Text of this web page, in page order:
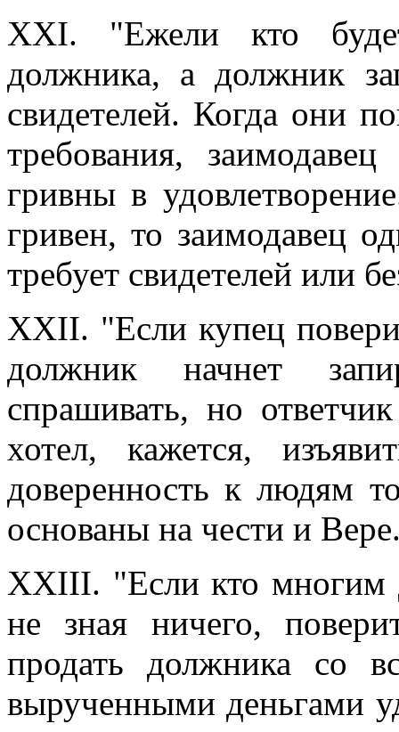
XXI. "Ежели кто
должника, а должник
свидетелей. Когда они
требования,
гривны в
гривен, то заимодавец
требует свидетелей или
XXII. "Если купец
должник начнет
спрашивать, но
хотел, кажется,
доверенность к людям
основаны на чести и
XXIII. "Если кто многим
не зная ничего,
продать должника со
вырученными деньгами